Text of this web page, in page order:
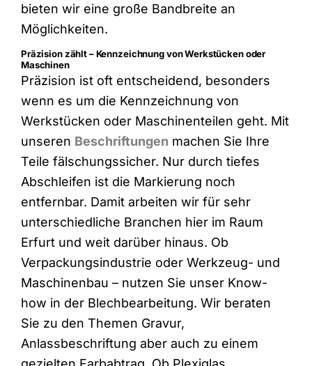
bieten wir eine große Bandbreite an
Möglichkeiten.
Präzision zählt – Kennzeichnung von Werkstücken oder
Maschinen
Präzision ist oft entscheidend, besonders
wenn es um die Kennzeichnung von
Werkstücken oder Maschinenteilen geht. Mit
unseren Beschriftungen machen Sie Ihre
Teile fälschungssicher. Nur durch tiefes
Abschleifen ist die Markierung noch
entfernbar. Damit arbeiten wir für sehr
unterschiedliche Branchen hier im Raum
Erfurt und weit darüber hinaus. Ob
Verpackungsindustrie oder Werkzeug- und
Maschinenbau – nutzen Sie unser Know-
how in der Blechbearbeitung. Wir beraten
Sie zu den Themen Gravur,
Anlassbeschriftung aber auch zu einem